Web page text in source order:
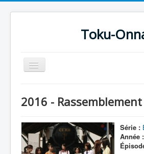
Toku-
Basculer
la
Toku-Actrices
Toku-Critiques
Séries
2016 -
Série :
Année :